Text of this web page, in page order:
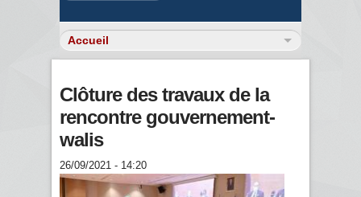
Clôture des travaux de la
rencontre gouvernement-
walis
26/09/2021 - 14:20